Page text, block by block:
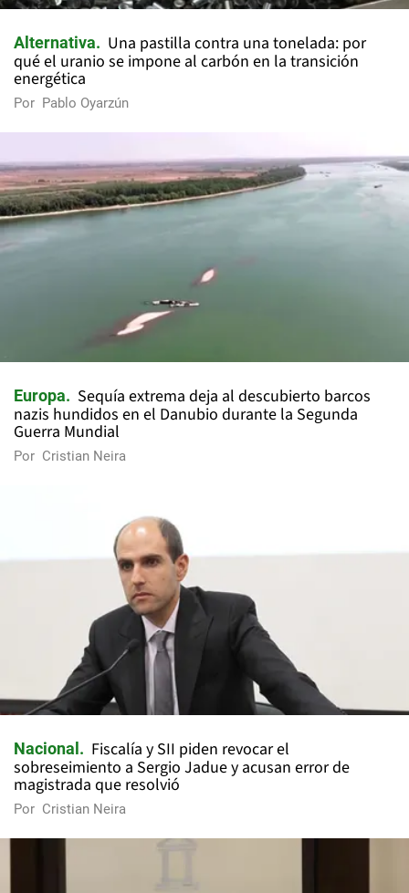
Alternativa
Una pastilla contra una tonelada: por
qué el uranio se impone al carbón en la transición
energética
Por Pablo Oyarzún
Europa
Sequía extrema deja al descubierto barcos
nazis hundidos en el Danubio durante la Segunda
Guerra Mundial
Por Cristian Neira
Nacional
Fiscalía y SII piden revocar el
sobreseimiento a Sergio Jadue y acusan error de
magistrada que resolvió
Por Cristian Neira